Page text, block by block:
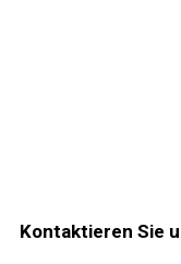
Kontaktieren Sie